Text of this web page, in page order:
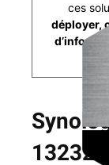
ces
déploy­er,
13232